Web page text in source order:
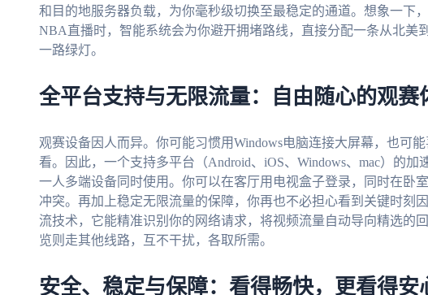
和目的地服务器负载，为你毫秒级切换至最稳定的通道。想象一下
NBA直播时，智能系统会为你避开拥堵路线，直接分配一条从北美
一路绿灯。
全平台支持与无限流量：自由随心的观赛
观赛设备因人而异。你可能习惯用Windows电脑连接大屏幕，也可
看。因此，一个支持多平台（Android、iOS、Windows、mac）的
一人多端设备同时使用。你可以在客厅用电视盒子登录，同时在卧
冲突。再加上稳定无限流量的保障，你再也不必担心看到关键时刻
流技术，它能精准识别你的网络请求，将视频流量自动导向精选的
览则走其他线路，互不干扰，各取所需。
安全、稳定与保障：看得畅快，更看得安